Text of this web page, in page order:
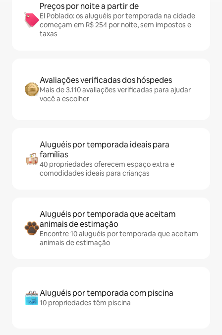
Preços por noite a partir de
El Poblado: os aluguéis por temporada na cidade
começam em R$ 254 por noite, sem impostos e
taxas
Avaliações verificadas dos hóspedes
Mais de 3.110 avaliações verificadas para ajudar
você a escolher
Aluguéis por temporada ideais para
famílias
40 propriedades oferecem espaço extra e
comodidades ideais para crianças
Aluguéis por temporada que aceitam
animais de estimação
Encontre 10 aluguéis por temporada que aceitam
animais de estimação
Aluguéis por temporada com piscina
10 propriedades têm piscina